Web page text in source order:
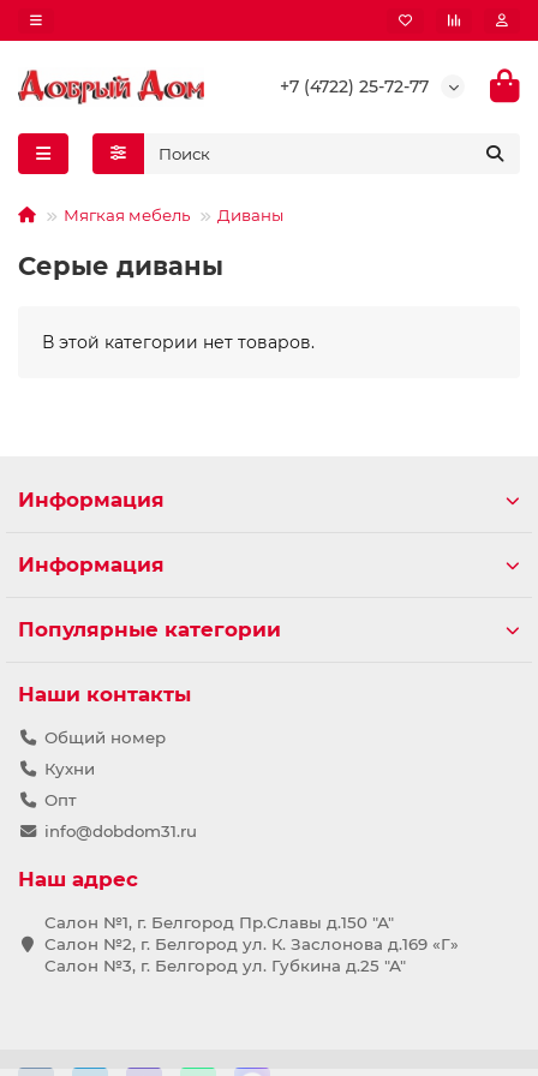
+7 (4722) 25-72-77
Мягкая мебель Диваны
Серые диваны
В этой категории нет товаров.
Информация
Информация
Популярные категории
Наши контакты
Общий номер
Кухни
Опт
info@dobdom31.ru
Наш адрес
Салон №1, г. Белгород Пр.Славы д.150 "А"
Салон №2, г. Белгород ул. К. Заслонова д.169 «Г»
Салон №3, г. Белгород ул. Губкина д.25 "А"